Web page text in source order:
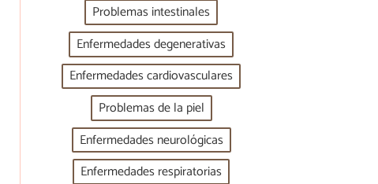
Problemas intestinales
Enfermedades degenerativas
Enfermedades cardiovasculares
Problemas de la piel
Enfermedades neurológicas
Enfermedades respiratorias